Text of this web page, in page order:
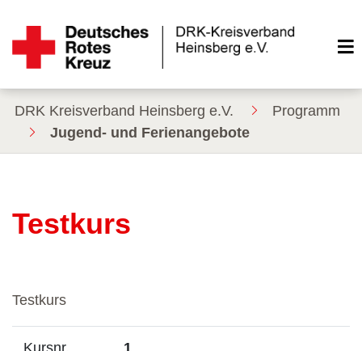
DRK Kreisverband Heinsberg e.V.
Programm
Jugend- und Ferienangebote
Testkurs
Testkurs
Kursnr. 1